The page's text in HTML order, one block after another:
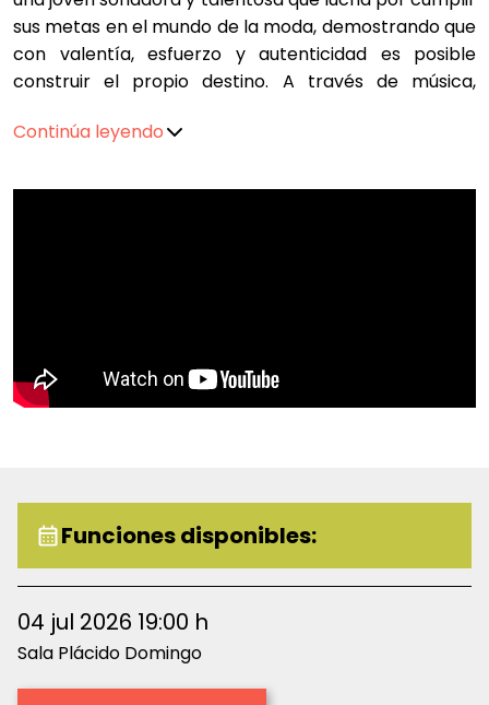
sus metas en el mundo de la moda, demostrando que
con valentía, esfuerzo y autenticidad es posible
construir el propio destino. A través de música,
nos invita a creer en nuestros sueños y nunca dejar
Continúa leyendo
Funciones disponibles:
04 jul 2026 19:00 h
Sala Plácido Domingo